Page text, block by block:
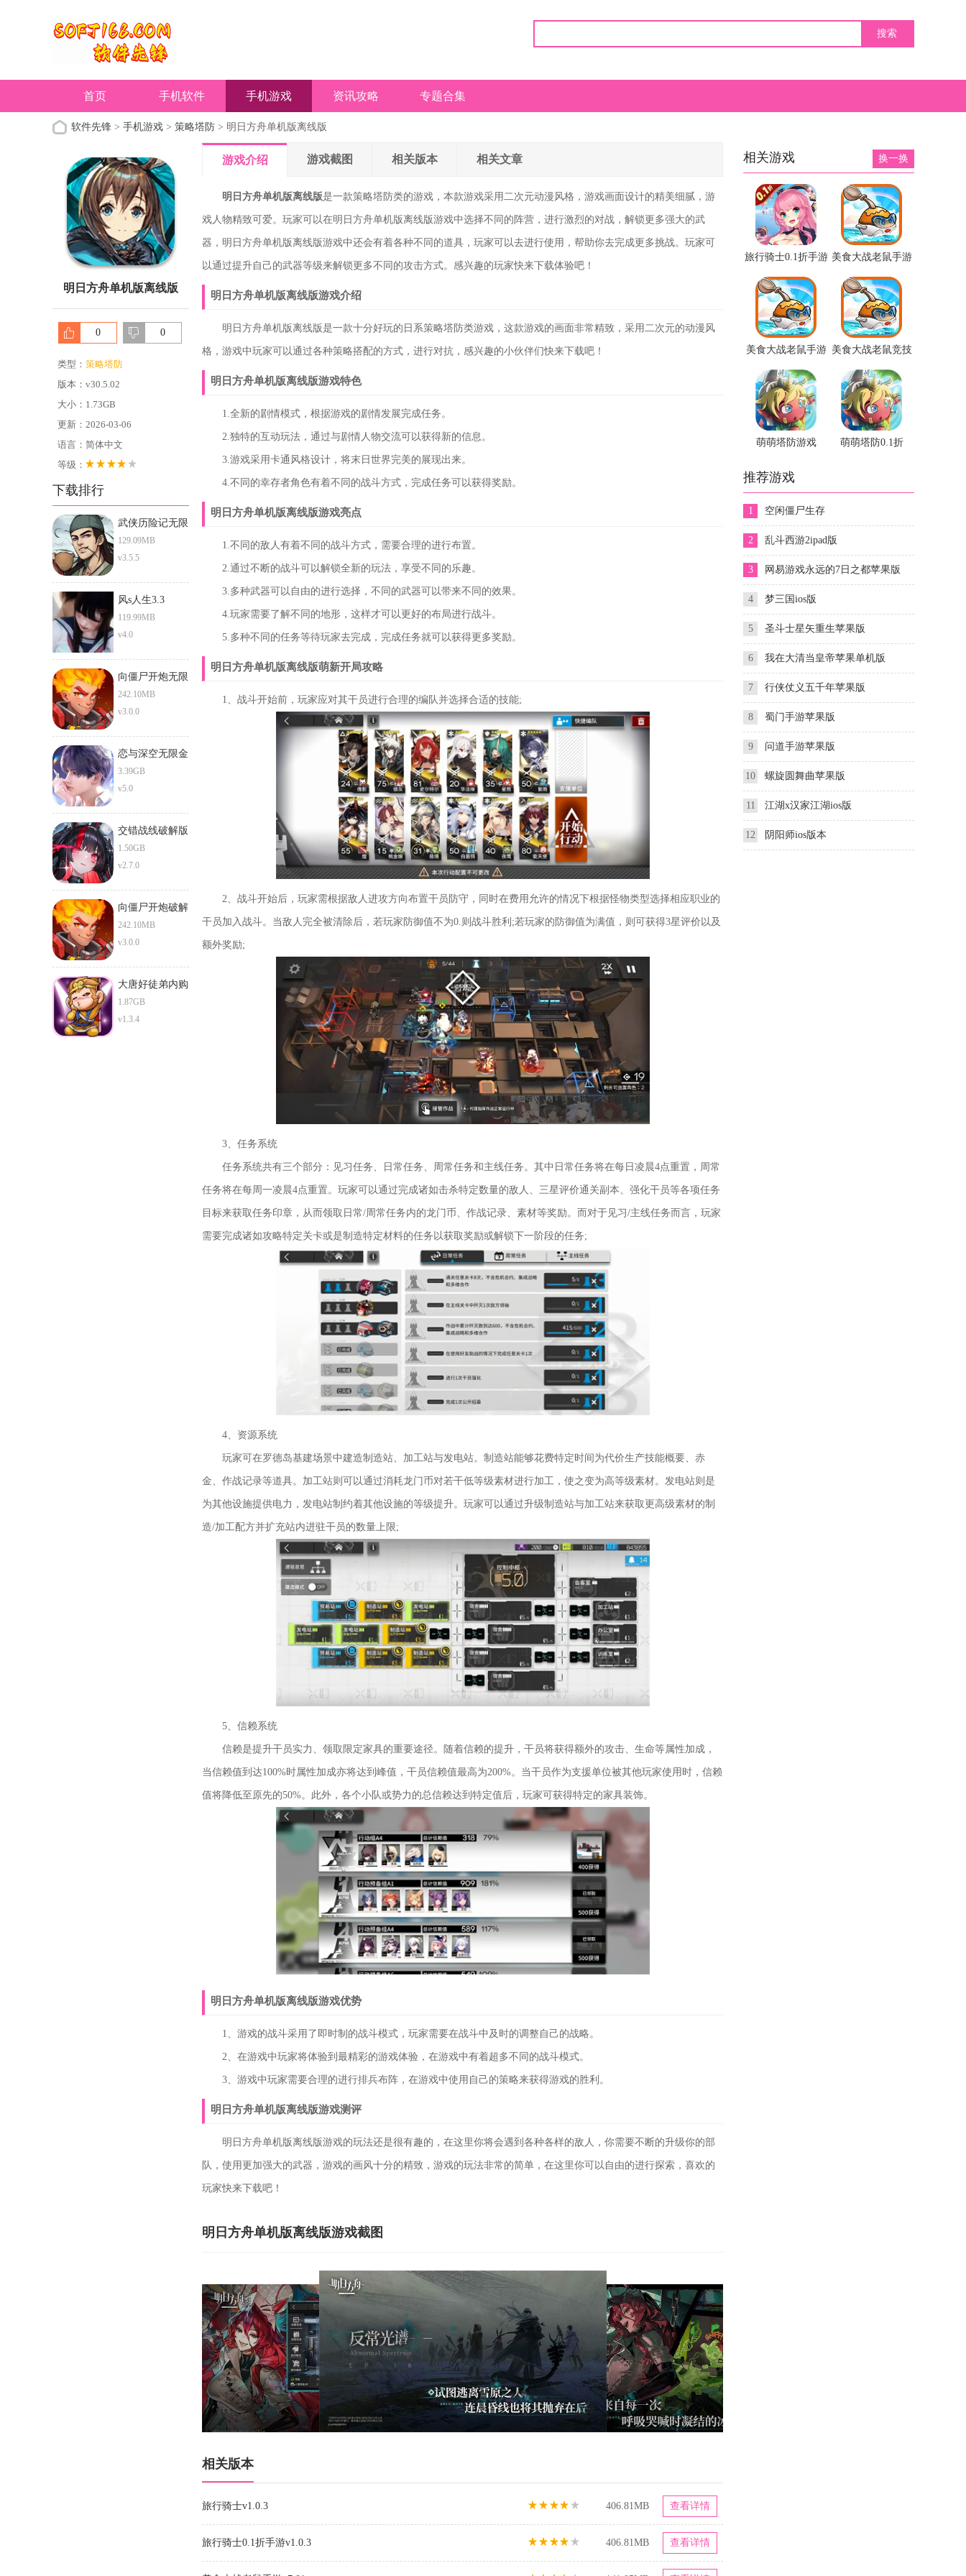
首页 手机软件 手机游戏 资讯攻略 专题合集
软件先锋 > 手机游戏 > 策略塔防 > 明日方舟单机版离线版
明日方舟单机版离线版
0 0
类型： 策略塔防
版本：v30.5.02
大小：1.73GB
更新：2026-03-06
语言：简体中文
等级：
下载排行
武侠历险记无限
元宝版
129.09MB
v3.5.5
风s人生3.3
119.99MB
v4.0
向僵尸开炮无限
钻石版
242.10MB
v3.0.0
恋与深空无限金
币无限钻石版
3.39GB
v5.0
交错战线破解版
1.50GB
v2.7.0
向僵尸开炮破解
版
242.10MB
v3.0.0
大唐好徒弟内购
版
1.87GB
v1.3.4
游戏介绍 游戏截图 相关版本 相关文章
明日方舟单机版离线版是一款策略塔防类的游戏，本款游戏采用二次元动漫风格，游戏画面设计的精美细腻，游
戏人物精致可爱。玩家可以在明日方舟单机版离线版游戏中选择不同的阵营，进行激烈的对战，解锁更多强大的武
器，明日方舟单机版离线版游戏中还会有着各种不同的道具，玩家可以去进行使用，帮助你去完成更多挑战。玩家可
以通过提升自己的武器等级来解锁更多不同的攻击方式。感兴趣的玩家快来下载体验吧！
明日方舟单机版离线版游戏介绍
明日方舟单机版离线版是一款十分好玩的日系策略塔防类游戏，这款游戏的画面非常精致，采用二次元的动漫风
格，游戏中玩家可以通过各种策略搭配的方式，进行对抗，感兴趣的小伙伴们快来下载吧！
明日方舟单机版离线版游戏特色
1.全新的剧情模式，根据游戏的剧情发展完成任务。
2.独特的互动玩法，通过与剧情人物交流可以获得新的信息。
3.游戏采用卡通风格设计，将末日世界完美的展现出来。
4.不同的幸存者角色有着不同的战斗方式，完成任务可以获得奖励。
明日方舟单机版离线版游戏亮点
1.不同的敌人有着不同的战斗方式，需要合理的进行布置。
2.通过不断的战斗可以解锁全新的玩法，享受不同的乐趣。
3.多种武器可以自由的进行选择，不同的武器可以带来不同的效果。
4.玩家需要了解不同的地形，这样才可以更好的布局进行战斗。
5.多种不同的任务等待玩家去完成，完成任务就可以获得更多奖励。
明日方舟单机版离线版萌新开局攻略
1、战斗开始前，玩家应对其干员进行合理的编队并选择合适的技能;
2、战斗开始后，玩家需根据敌人进攻方向布置干员防守，同时在费用允许的情况下根据怪物类型选择相应职业的
干员加入战斗。当敌人完全被清除后，若玩家防御值不为0.则战斗胜利;若玩家的防御值为满值，则可获得3星评价以及
额外奖励;
3、任务系统
任务系统共有三个部分：见习任务、日常任务、周常任务和主线任务。其中日常任务将在每日凌晨4点重置，周常
任务将在每周一凌晨4点重置。玩家可以通过完成诸如击杀特定数量的敌人、三星评价通关副本、强化干员等各项任务
目标来获取任务印章，从而领取日常/周常任务内的龙门币、作战记录、素材等奖励。而对于见习/主线任务而言，玩家
需要完成诸如攻略特定关卡或是制造特定材料的任务以获取奖励或解锁下一阶段的任务;
4、资源系统
玩家可在罗德岛基建场景中建造制造站、加工站与发电站。制造站能够花费特定时间为代价生产技能概要、赤
金、作战记录等道具。加工站则可以通过消耗龙门币对若干低等级素材进行加工，使之变为高等级素材。发电站则是
为其他设施提供电力，发电站制约着其他设施的等级提升。玩家可以通过升级制造站与加工站来获取更高级素材的制
造/加工配方并扩充站内进驻干员的数量上限;
5、信赖系统
信赖是提升干员实力、领取限定家具的重要途径。随着信赖的提升，干员将获得额外的攻击、生命等属性加成，
当信赖值到达100%时属性加成亦将达到峰值，干员信赖值最高为200%。当干员作为支援单位被其他玩家使用时，信赖
值将降低至原先的50%。此外，各个小队或势力的总信赖达到特定值后，玩家可获得特定的家具装饰。
明日方舟单机版离线版游戏优势
1、游戏的战斗采用了即时制的战斗模式，玩家需要在战斗中及时的调整自己的战略。
2、在游戏中玩家将体验到最精彩的游戏体验，在游戏中有着超多不同的战斗模式。
3、游戏中玩家需要合理的进行排兵布阵，在游戏中使用自己的策略来获得游戏的胜利。
明日方舟单机版离线版游戏测评
明日方舟单机版离线版游戏的玩法还是很有趣的，在这里你将会遇到各种各样的敌人，你需要不断的升级你的部
队，使用更加强大的武器，游戏的画风十分的精致，游戏的玩法非常的简单，在这里你可以自由的进行探索，喜欢的
玩家快来下载吧！
明日方舟单机版离线版游戏截图
相关版本
旅行骑士v1.0.3 406.81MB 查看详情
旅行骑士0.1折手游v1.0.3 406.81MB 查看详情
相关游戏 换一换
旅行骑士0.1折手游 美食大战老鼠手游
美食大战老鼠手游
最新版
美食大战老鼠竞技
版
萌萌塔防游戏 萌萌塔防0.1折
推荐游戏
1 空闲僵尸生存
2 乱斗西游2ipad版
3 网易游戏永远的7日之都苹果版
4 梦三国ios版
5 圣斗士星矢重生苹果版
6 我在大清当皇帝苹果单机版
7 行侠仗义五千年苹果版
8 蜀门手游苹果版
9 问道手游苹果版
10 螺旋圆舞曲苹果版
11 江湖x汉家江湖ios版
12 阴阳师ios版本